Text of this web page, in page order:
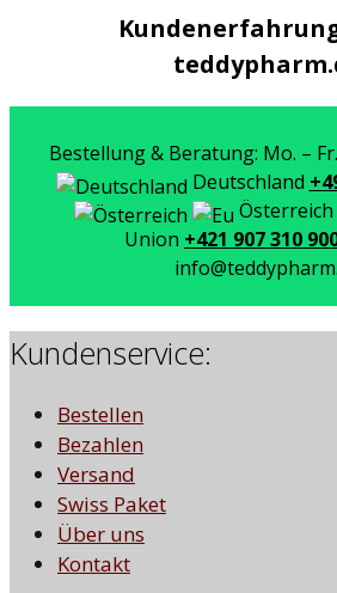
Bestellung & Beratung: Mo. – Fr.
Deutschland
Union +421 907 310
Kundenservice:
Bestellen
Bezahlen
Versand
Swiss Paket
Über uns
Kontakt